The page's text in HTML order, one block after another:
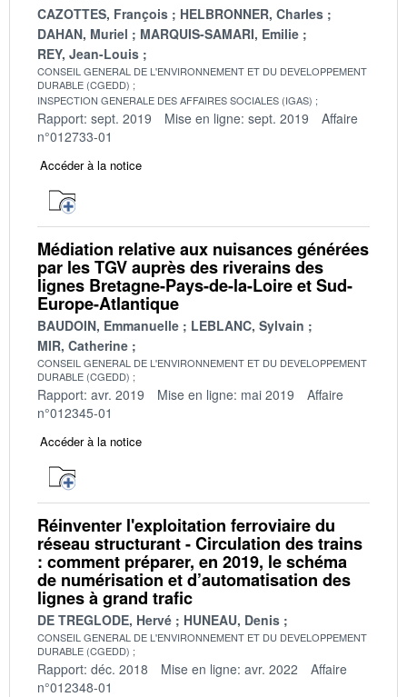
CAZOTTES, François
HELBRONNER, Charles
DAHAN, Muriel
MARQUIS-SAMARI, Emilie
REY, Jean-Louis
CONSEIL GENERAL DE L'ENVIRONNEMENT ET DU DEVELOPPEMENT
DURABLE (CGEDD)
INSPECTION GENERALE DES AFFAIRES SOCIALES (IGAS)
Rapport: sept. 2019 Mise en ligne: sept. 2019
Affaire
n°012733-01
Accéder à la notice
Médiation relative aux nuisances générées
par les TGV auprès des riverains des
lignes Bretagne-Pays-de-la-Loire et Sud-
Europe-Atlantique
BAUDOIN, Emmanuelle
LEBLANC, Sylvain
MIR, Catherine
CONSEIL GENERAL DE L'ENVIRONNEMENT ET DU DEVELOPPEMENT
DURABLE (CGEDD)
Rapport: avr. 2019 Mise en ligne: mai 2019
Affaire
n°012345-01
Accéder à la notice
Réinventer l'exploitation ferroviaire du
réseau structurant - Circulation des trains
: comment préparer, en 2019, le schéma
de numérisation et d’automatisation des
lignes à grand trafic
DE TREGLODE, Hervé HUNEAU, Denis
CONSEIL GENERAL DE L'ENVIRONNEMENT ET DU DEVELOPPEMENT
DURABLE (CGEDD)
Rapport: déc. 2018 Mise en ligne: avr. 2022
Affaire
n°012348-01